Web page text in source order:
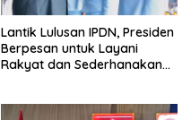
Lantik Lulusan IPDN, Presiden
Berpesan untuk Layani
Rakyat dan Sederhanakan